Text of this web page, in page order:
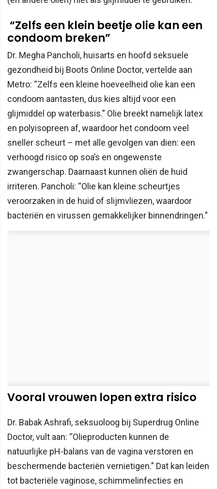
“Zelfs een klein beetje olie kan een
condoom breken”
Dr. Megha Pancholi, huisarts en hoofd seksuele
gezondheid bij Boots Online Doctor, vertelde aan
Metro: “Zelfs een kleine hoeveelheid olie kan een
condoom aantasten, dus kies altijd voor een
glijmiddel op waterbasis.” Olie breekt namelijk latex
en polyisopreen af, waardoor het condoom veel
sneller scheurt – met alle gevolgen van dien: een
verhoogd risico op soa’s en ongewenste
zwangerschap. Daarnaast kunnen oliën de huid
irriteren. Pancholi: “Olie kan kleine scheurtjes
veroorzaken in de huid of slijmvliezen, waardoor
bacteriën en virussen gemakkelijker binnendringen.”
Vooral vrouwen lopen extra risico
Dr. Babak Ashrafi, seksuoloog bij Superdrug Online
Doctor, vult aan: “Olieproducten kunnen de
natuurlijke pH-balans van de vagina verstoren en
beschermende bacteriën vernietigen.” Dat kan leiden
tot bacteriële vaginose, schimmelinfecties en